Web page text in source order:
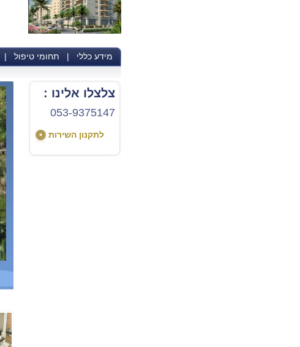
מידע כללי | תחומי טיפול |
צלצלו אלינו :
053-9375147
לתקנון השירות